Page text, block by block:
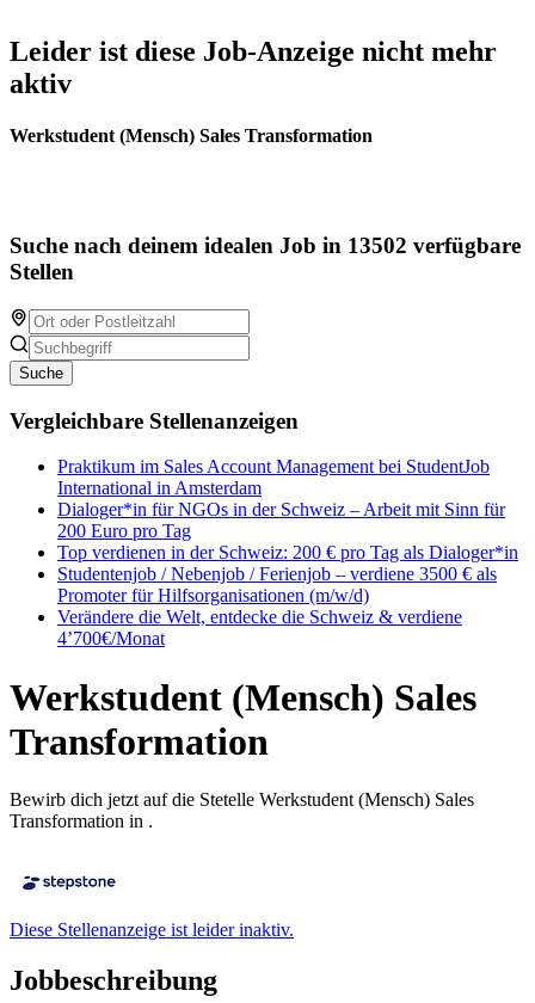
Leider ist diese Job-Anzeige nicht mehr
aktiv
Werkstudent (Mensch) Sales Transformation
Suche nach deinem idealen Job in 13502 verfügbare
Stellen
Suche
Vergleichbare Stellenanzeigen
Praktikum im Sales Account Management bei StudentJob
International in Amsterdam
Dialoger*in für NGOs in der Schweiz – Arbeit mit Sinn für
200 Euro pro Tag
Top verdienen in der Schweiz: 200 € pro Tag als Dialoger*in
Studentenjob / Nebenjob / Ferienjob – verdiene 3500 € als
Promoter für Hilfsorganisationen (m/w/d)
Verändere die Welt, entdecke die Schweiz & verdiene
4’700€/Monat
Werkstudent (Mensch) Sales
Transformation
Bewirb dich jetzt auf die Stetelle Werkstudent (Mensch) Sales
Transformation in .
Diese Stellenanzeige ist leider inaktiv.
Jobbeschreibung